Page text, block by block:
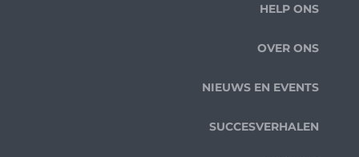
HELP ONS
OVER ONS
NIEUWS EN EVENTS
SUCCESVERHALEN